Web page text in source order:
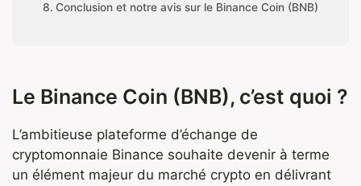
Conclusion et notre avis sur le Binance Coin (BNB)
Le Binance Coin (BNB), c’est quoi ?
L’ambitieuse plateforme d’échange de
cryptomonnaie Binance souhaite devenir à terme
un élément majeur du marché crypto en délivrant